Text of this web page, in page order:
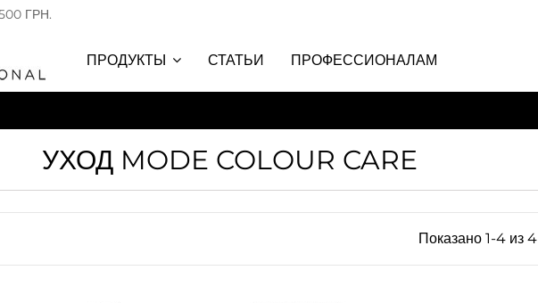
ГРН.
ПРОДУКТЫ СТАТЬИ ПРОФЕССИОНАЛАМ
УХОД MODE COLOUR CARE
Показано 1-4 из 4